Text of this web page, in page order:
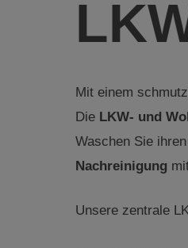
Mit einem
Die LKW- und
Waschen Sie
Nachreinigung
Unsere zentrale